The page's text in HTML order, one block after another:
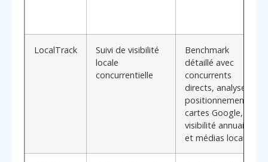
LocalTrack
Suivi de visibilité
locale
concurrentielle
Benchmark
détaillé avec
concurrents
directs, analyse
positionnement
cartes Google,
visibilité annuaires
et médias locaux